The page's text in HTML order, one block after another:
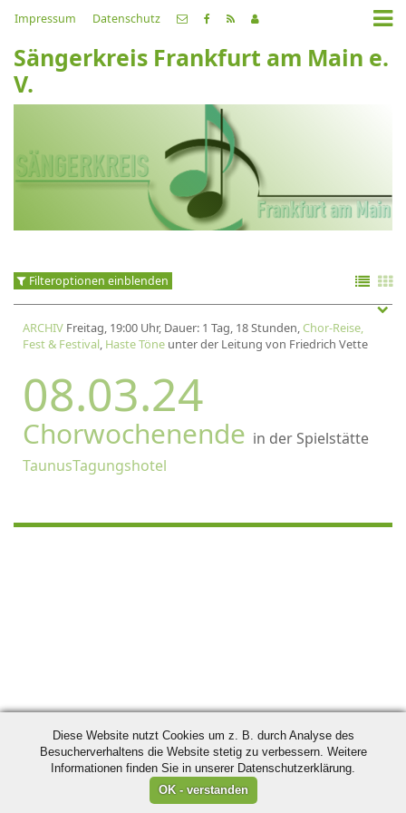
Impressum Datenschutz
Sängerkreis Frankfurt am Main e.
V.
Filteroptionen einblenden
ARCHIV Freitag, 19:00 Uhr, Dauer: 1 Tag, 18 Stunden,Chor-Reise,
Fest & Festival, Haste Töne unter der Leitung von Friedrich Vette
08.03.24
Chorwochenende in der Spielstätte
TaunusTagungshotel
Diese Website nutzt Cookies um z. B. durch Analyse des
Besucherverhaltens die Website stetig zu verbessern. Weitere
Informationen finden Sie in unserer Datenschutzerklärung.